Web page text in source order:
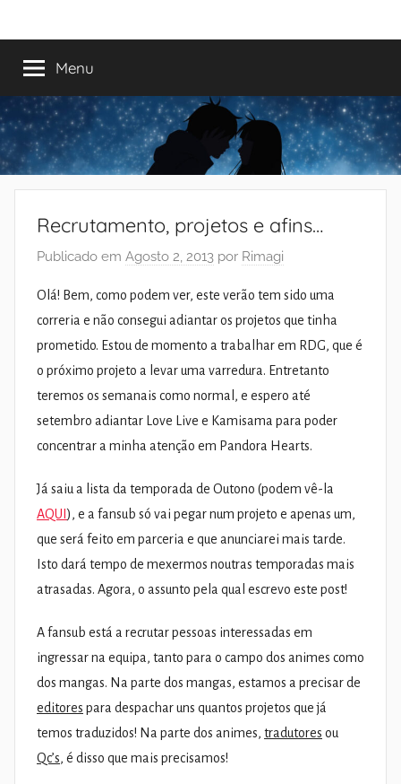
paraMundo
do
Shoujo
anos
a
trazer-
romances
Menu
Recrutamento, projetos e afins…
Publicado em Agosto 2, 2013 por Rimagi
Olá! Bem, como podem ver, este verão tem sido uma
correria e não consegui adiantar os projetos que tinha
prometido. Estou de momento a trabalhar em RDG, que é
o próximo projeto a levar uma varredura. Entretanto
teremos os semanais como normal, e espero até
setembro adiantar Love Live e Kamisama para poder
concentrar a minha atenção em Pandora Hearts.
Já saiu a lista da temporada de Outono (podem vê-la
AQUI), e a fansub só vai pegar num projeto e apenas um,
que será feito em parceria e que anunciarei mais tarde.
Isto dará tempo de mexermos noutras temporadas mais
atrasadas. Agora, o assunto pela qual escrevo este post!
A fansub está a recrutar pessoas interessadas em
ingressar na equipa, tanto para o campo dos animes como
dos mangas. Na parte dos mangas, estamos a precisar de
editores para despachar uns quantos projetos que já
temos traduzidos! Na parte dos animes, tradutores ou
Qc’s, é disso que mais precisamos!